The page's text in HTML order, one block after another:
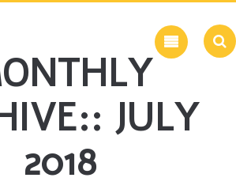
JULY
2018